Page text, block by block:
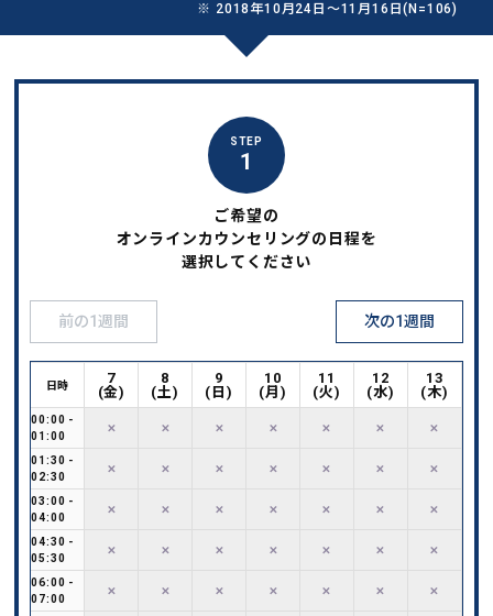
※ 2018年10月24日〜11月16日(N=106)
STEP
1
ご希望の
オンラインカウンセリングの日程を
選択してください
前の1週間 次の1週間
日時
00:00 -
01:00
01:30 -
02:30
03:00 -
04:00
04:30 -
05:30
06:00 -
07:00
7
(金)
✕
✕
✕
✕
✕
8
(土)
✕
✕
✕
✕
✕
9
( 日 )
✕
✕
✕
✕
✕
10
(月 )
✕
✕
✕
✕
✕
11
(火)
✕
✕
✕
✕
✕
12
(水)
✕
✕
✕
✕
✕
13
(木)
✕
✕
✕
✕
✕